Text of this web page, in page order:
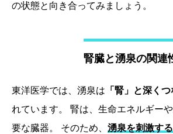
の状態と向き合ってみましょう。
腎臓と湧泉の関連
東洋医学では、湧泉は 「腎」と深く
れています。 腎は、生命エネルギー
要な臓器。 そのため、 湧泉を刺激す